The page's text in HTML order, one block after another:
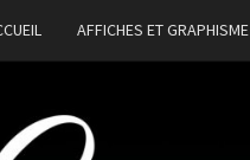
AFFICHES ET GRAPHISME